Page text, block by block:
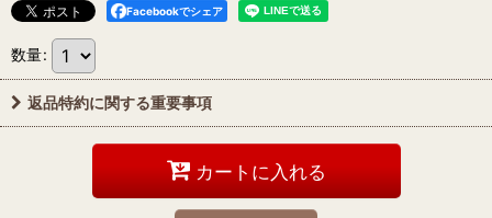
Facebookでシェア
数量:
返品特約に関する重要事項
カートに入れる